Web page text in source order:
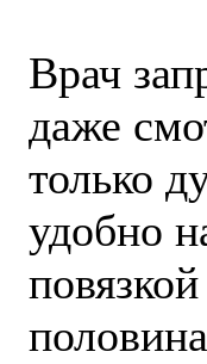
Врач
даже
только
удобно